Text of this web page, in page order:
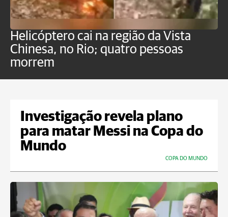
Helicóptero cai na região da Vista
Chinesa, no Rio; quatro pessoas
morrem
Investigação revela plano
para matar Messi na Copa do
Mundo
COPA DO MUNDO